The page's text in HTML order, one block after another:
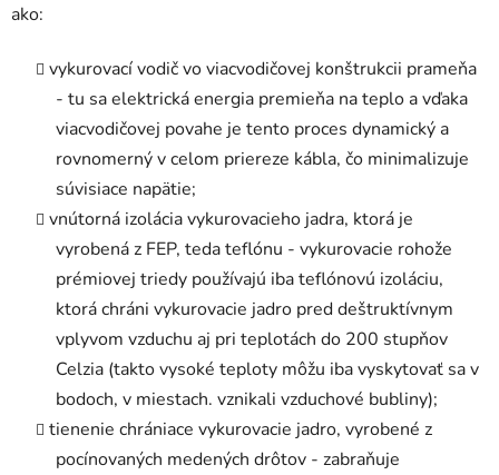
ako:
vykurovací vodič vo viacvodičovej konštrukcii prameňa
- tu sa elektrická energia premieňa na teplo a vďaka
viacvodičovej povahe je tento proces dynamický a
rovnomerný v celom priereze kábla, čo minimalizuje
súvisiace napätie;
vnútorná izolácia vykurovacieho jadra, ktorá je
vyrobená z FEP, teda teflónu - vykurovacie rohože
prémiovej triedy používajú iba teflónovú izoláciu,
ktorá chráni vykurovacie jadro pred deštruktívnym
vplyvom vzduchu aj pri teplotách do 200 stupňov
Celzia (takto vysoké teploty môžu iba vyskytovať sa v
bodoch, v miestach. vznikali vzduchové bubliny);
tienenie chrániace vykurovacie jadro, vyrobené z
pocínovaných medených drôtov - zabraňuje